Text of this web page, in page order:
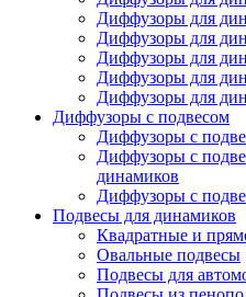
Диффузоры для
Диффузоры для
Диффузоры для
Диффузоры для
Диффузоры для
Диффузоры с подвесом
Диффузоры с
Диффузоры с
динамиков
Диффузоры с
Подвесы для динамиков
Квадратные и
Овальные подвесы
Подвесы для